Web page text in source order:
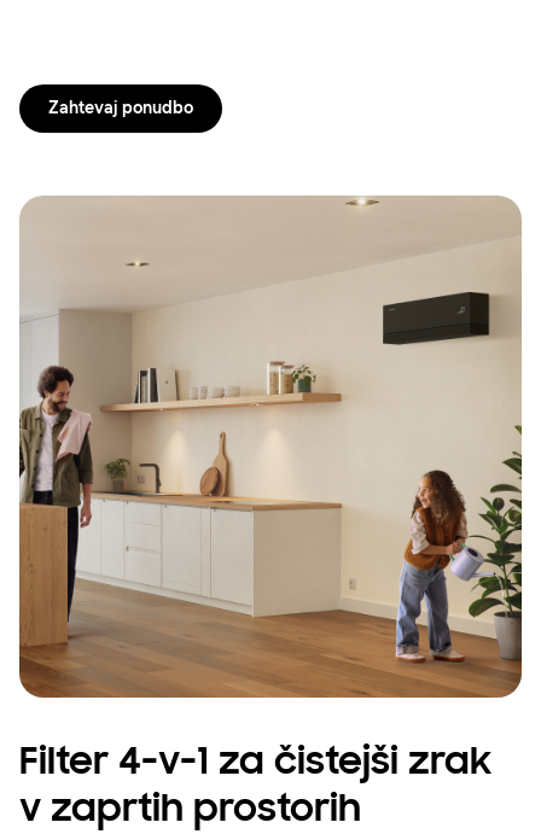
Zahtevaj ponudbo
Filter 4-v-1 za čistejši zrak
v zaprtih prostorih